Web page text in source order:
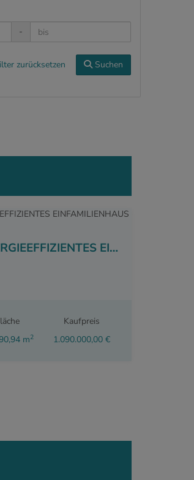
-
zurücksetzen Suchen
SCHÖNES ENERGIEEFFIZIENTES EINFAMILIENHAUS AM BRUCKHAUFEN
m2
Kaufpreis
1.090.000,00 €